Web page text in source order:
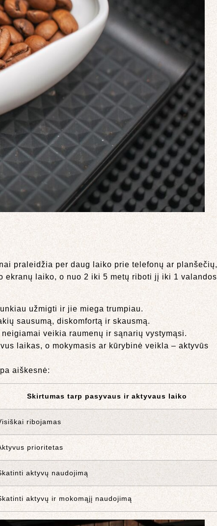
praleidžia per daug laiko prie telefonų ar planšečių,
laiko, o nuo 2 iki 5 metų riboti jį iki 1 valandos
užmigti ir jie miega trumpiau.
sausumą, diskomfortą ir skausmą.
veikia raumenų ir sąnarių vystymąsi.
laikas, o mokymasis ar kūrybinė veikla – aktyvūs
aiškesnė:
Skirtumas tarp pasyvaus ir aktyvaus laiko
ribojamas
prioritetas
aktyvų naudojimą
aktyvų ir mokomąjį naudojimą